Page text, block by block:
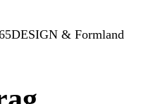
& Formland